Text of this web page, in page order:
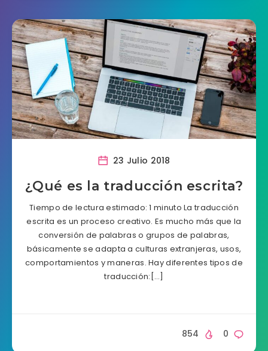
23 Julio 2018
¿Qué es la traducción escrita?
Tiempo de lectura estimado: 1 minuto La traducción
escrita es un proceso creativo. Es mucho más que la
conversión de palabras o grupos de palabras,
básicamente se adapta a culturas extranjeras, usos,
comportamientos y maneras. Hay diferentes tipos de
traducción:[…]
0
854